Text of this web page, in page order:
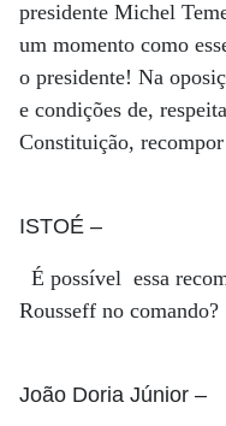
presidente Michel
um momento como
o presidente! Na
e condições de,
Constituição,
ISTOÉ –
É possível essa
Rousseff no comando?
João Doria Júnior –